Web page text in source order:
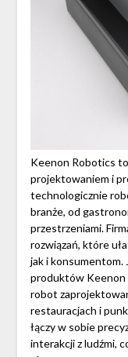
Keenon Robotics
projektowaniem i
technologicznie
branże, od
przestrzeniami.
rozwiązań, które
jak i konsumentom.
produktów Keenon
robot
restauracjach i
łączy w sobie
interakcji z ludźmi,